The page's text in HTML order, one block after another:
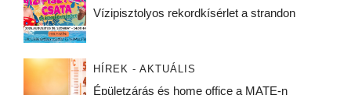
Vízipisztolyos rekordkísérlet a strandon
HÍREK - AKTUÁLIS
Épületzárás és home office a MATE-n